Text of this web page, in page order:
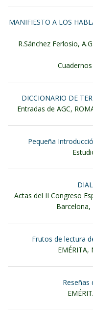
MANIFIESTO A LOS
R.Sánchez Ferlosio,
DICCIONARIO DE
Entradas de AGC,
Pequeña
Actas del II Congreso
Barcelona,
Frutos de lectura
Reseñas